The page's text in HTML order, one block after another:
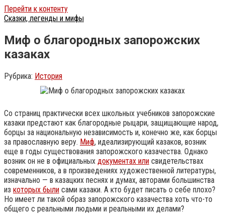
Перейти к контенту
Сказки, легенды и мифы
Миф о благородных запорожских
казаках
Рубрика: История
Со страниц практически всех школьных учебников запорожские
казаки предстают как благородные рыцари, защищающие народ,
борцы за национальную независимость и, конечно же, как борцы
за православную веру. Миф, идеализирующий казаков, возник
еще в годы существования запорожского казачества. Однако
возник он не в официальных документах или свидетельствах
современников, а в произведениях художественной литературы,
изначально — в казацких песнях и думах, авторами большинства
из которых были сами казаки. А кто будет писать о себе плохо?
Но имеет ли такой образ запорожского казачества хоть что-то
общего с реальными людьми и реальными их делами?